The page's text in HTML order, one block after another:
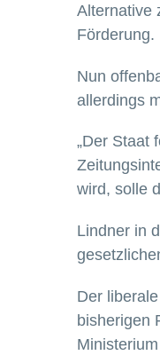
Alternative
Förderung.
Nun
allerdings
„Der Staat
wird, solle
Lindner in
Der
bisherigen